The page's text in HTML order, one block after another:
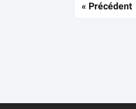
« Précédent